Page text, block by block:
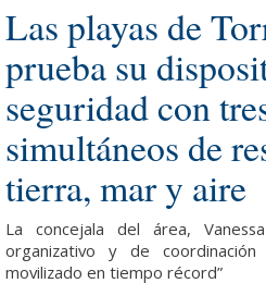
Las playas de
prueba su
seguridad con
simultáneos de
tierra, mar y aire
La concejala del área,
organizativo y de
movilizado en tiempo récord”